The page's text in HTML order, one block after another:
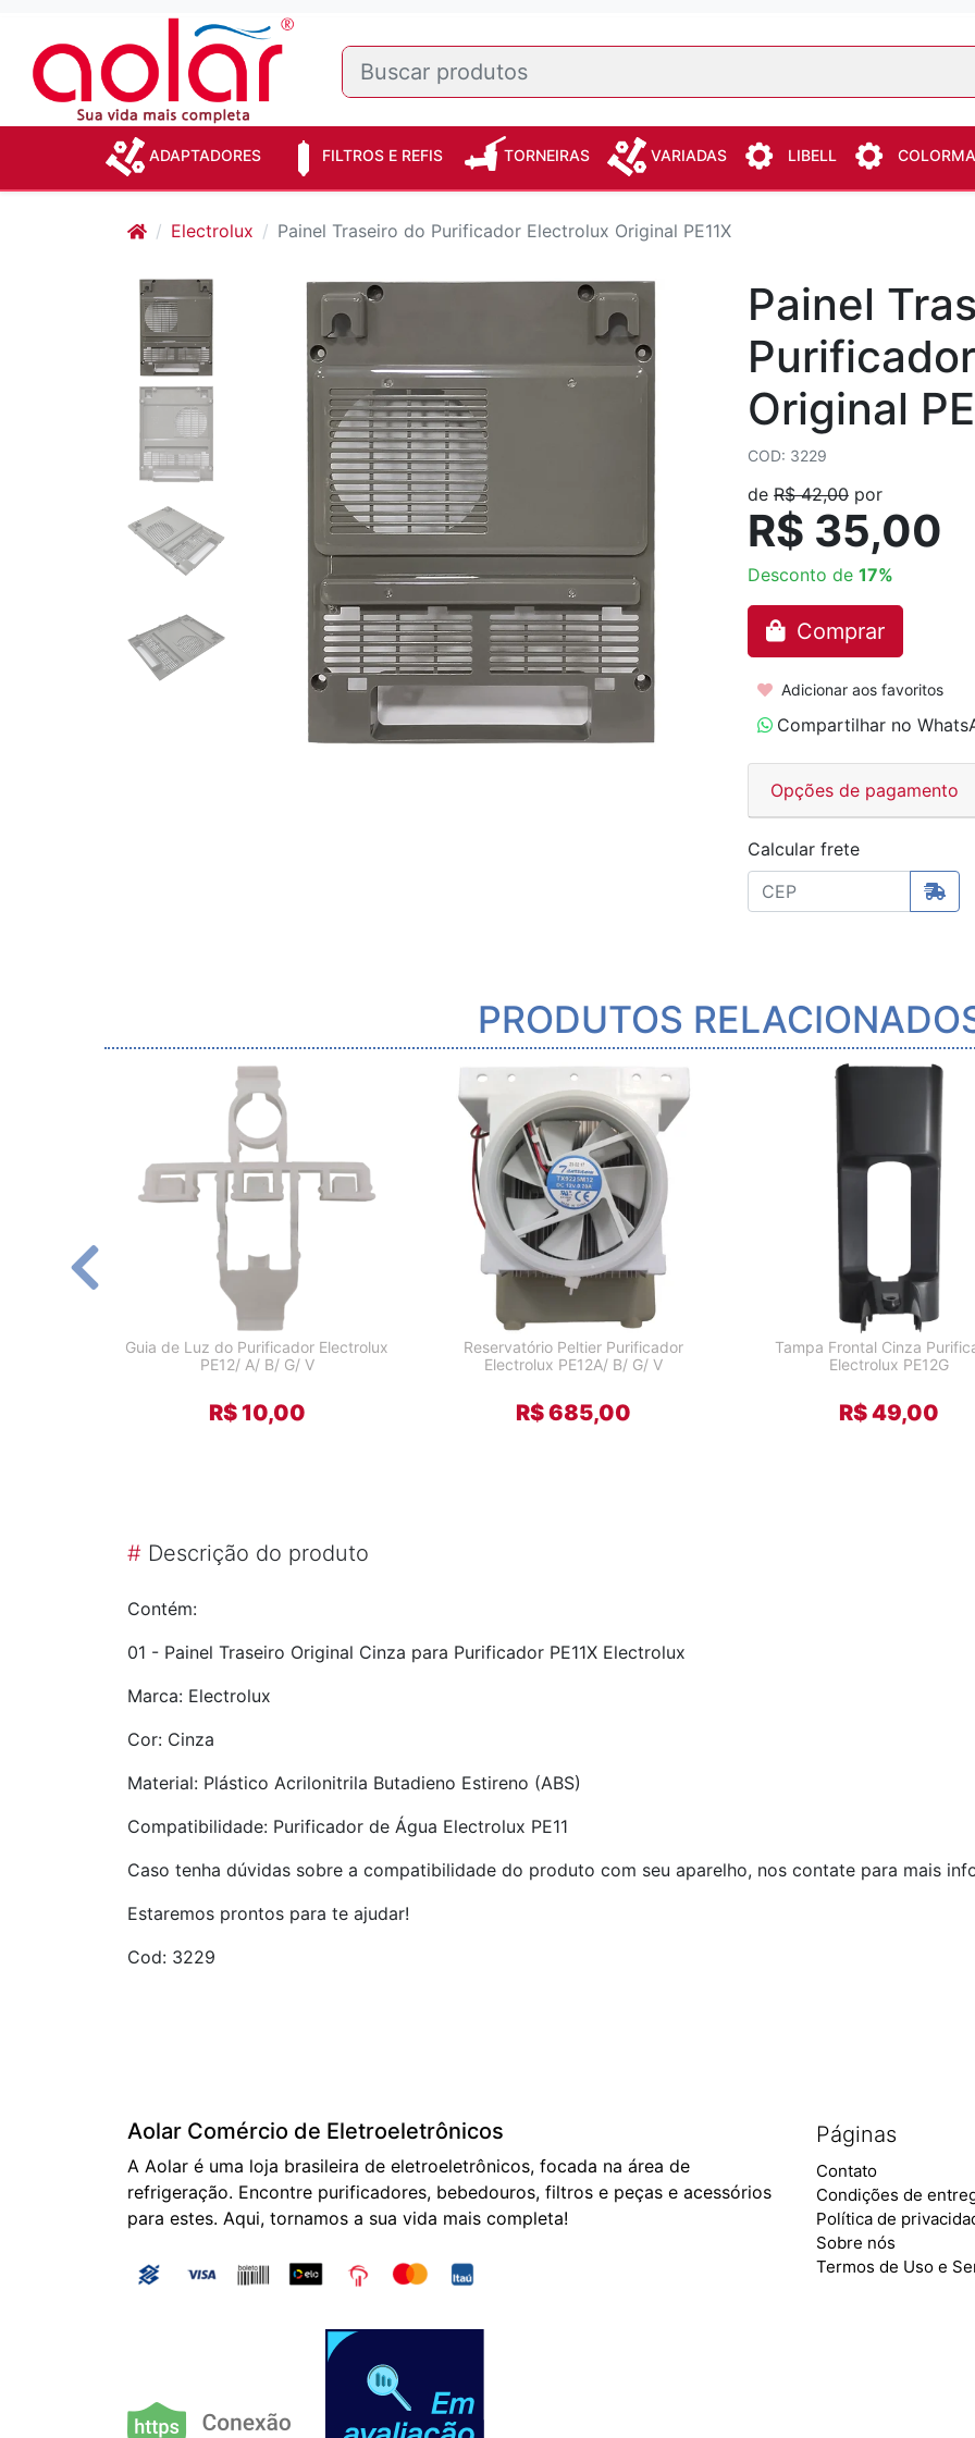
ADAPTADORES FILTROS E REFIS TORNEIRAS VARIADAS LIBELL
Electrolux Painel Traseiro do Purificador Electrolux Original PE11X
Painel
Original
COD: 3229
de R$ 42,00 por
R$ 35,00
Desconto de 17%
Comprar
Adicionar aos favoritos
Compartilhar no
Opções de pagamento
Calcular frete
PRODUTOS
Guia de Luz do Purificador Electrolux
PE12/ A/ B/ G/ V
R$ 10,00
Reservatório Peltier Purificador
Electrolux PE12A/ B/ G/ V
R$ 685,00
Tampa Frontal Cinza
Electrolux PE12G
R$ 49,00
# Descrição do produto
Contém:
01 - Painel Traseiro Original Cinza para Purificador PE11X Electrolux
Marca: Electrolux
Cor: Cinza
Material: Plástico Acrilonitrila Butadieno Estireno (ABS)
Compatibilidade: Purificador de Água Electrolux PE11
Caso tenha dúvidas sobre a compatibilidade do produto com seu aparelho, nos contate para mais
Estaremos prontos para te ajudar!
Cod: 3229
Páginas
Contato
Condições de
Política de
Sobre nós
Termos de Uso e
Aolar Comércio de Eletroeletrônicos
A Aolar é uma loja brasileira de eletroeletrônicos, focada na área de
refrigeração. Encontre purificadores, bebedouros, filtros e peças e acessórios
para estes. Aqui, tornamos a sua vida mais completa!